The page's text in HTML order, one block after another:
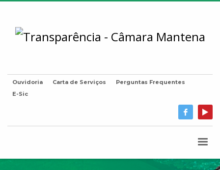
Ouvidoria Carta de Serviços
Perguntas Frequentes
E-Sic